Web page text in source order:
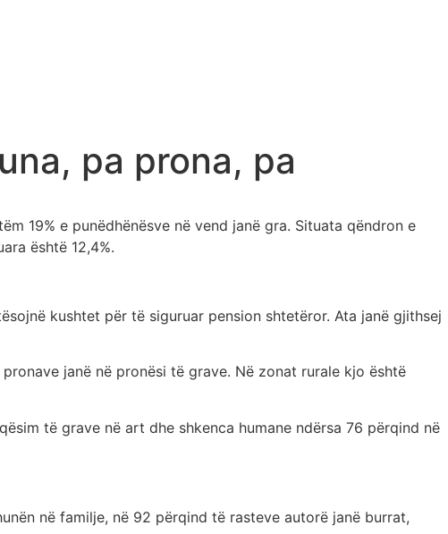
pa prona, pa
19% e punëdhënësve në vend janë gra. Situata qëndron e
është 12,4%.
kushtet për të siguruar pension shtetëror. Ata janë gjithsej
janë në pronësi të grave. Në zonat rurale kjo është
të grave në art dhe shkenca humane ndërsa 76 përqind në
në familje, në 92 përqind të rasteve autorë janë burrat,